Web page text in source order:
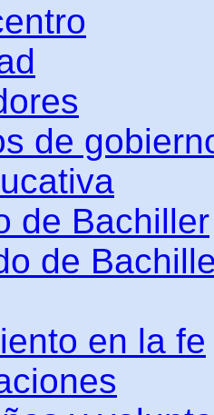
de
de Bachiller
de
en la fe